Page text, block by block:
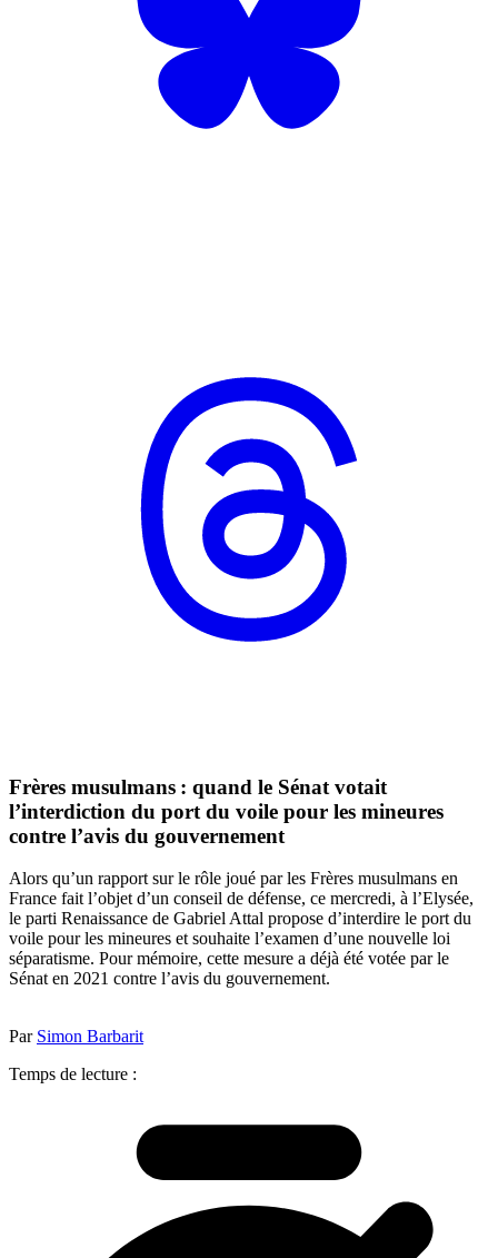
Frères musulmans : quand le Sénat votait
l’interdiction du port du voile pour les mineures
contre l’avis du gouvernement
Alors qu’un rapport sur le rôle joué par les Frères musulmans en
France fait l’objet d’un conseil de défense, ce mercredi, à l’Elysée,
le parti Renaissance de Gabriel Attal propose d’interdire le port du
voile pour les mineures et souhaite l’examen d’une nouvelle loi
séparatisme. Pour mémoire, cette mesure a déjà été votée par le
Sénat en 2021 contre l’avis du gouvernement.
Par Simon Barbarit
Temps de lecture :